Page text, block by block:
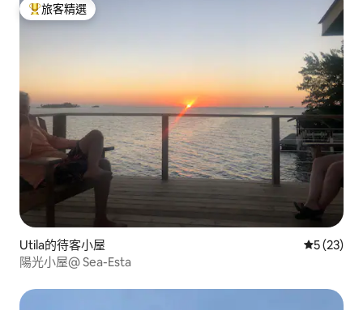
旅客精選榜首
旅客精選
Utila的待客小屋 從 23 則評
5 (23)
陽光小屋@ Sea-Esta